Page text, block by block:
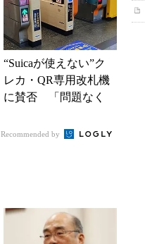
“Suicaが使えない”ク
レカ・QR専用改札機
に賛否 「問題なく
系ICの方がスムー...
Recommended by